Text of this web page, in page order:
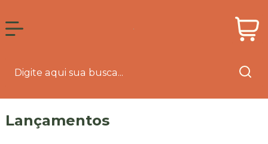
Lançamentos